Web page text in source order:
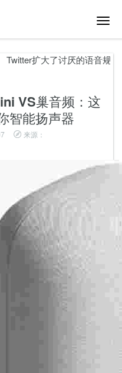
切
航
扩大了讨厌的语音规则，
VS巢音频：这
智能扬声器
来源：